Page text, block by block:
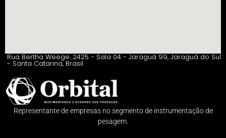
Rua Bertha Weege. 2425 - Sala 04 - Jaraguá 99, Jaraguá do Sul
- Santa Catarina, Brasil
Representante de empresas no segmento de instrumentação de
pesagem.